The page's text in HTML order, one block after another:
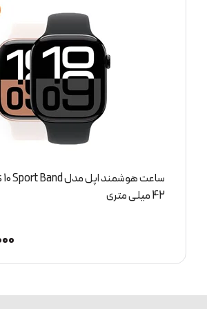
ساعت هوشمند اپل مدل Series 10 Sport Band سایز ساعت هوشمند اپل مدل SE 2024 سایز 40 میلی متری